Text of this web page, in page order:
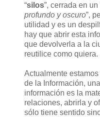
“silos”, cerrada en un
profundo y oscuro”,
utilidad y es un
hay que abrir esta
que devolverla a la
reutilice como quiera.
Actualmente
de la Información,
información es la
relaciones, abrirla y
sólo tiene sentido